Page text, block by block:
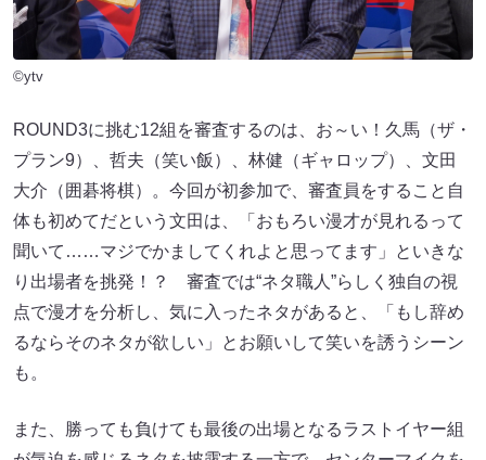
©ytv
ROUND3に挑む12組を審査するのは、お～い！久馬（ザ・
プラン9）、哲夫（笑い飯）、林健（ギャロップ）、文田
大介（囲碁将棋）。今回が初参加で、審査員をすること自
体も初めてだという文田は、「おもろい漫才が見れるって
聞いて……マジでかましてくれよと思ってます」といきな
り出場者を挑発！？ 審査では“ネタ職人”らしく独自の視
点で漫才を分析し、気に入ったネタがあると、「もし辞め
るならそのネタが欲しい」とお願いして笑いを誘うシーン
も。
また、勝っても負けても最後の出場となるラストイヤー組